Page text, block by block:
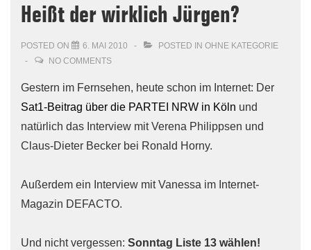
Heißt der wirklich Jürgen?
POSTED ON 6. MAI 2010 POSTED IN OHNE KATEGORIE
NO COMMENTS
Gestern im Fernsehen, heute schon im Internet: Der
Sat1-Beitrag über die PARTEI NRW in Köln und
natürlich das Interview mit Verena Philippsen und
Claus-Dieter Becker bei Ronald Horny.
Außerdem ein Interview mit Vanessa im Internet-
Magazin DEFACTO.
Und nicht vergessen: Sonntag Liste 13 wählen!